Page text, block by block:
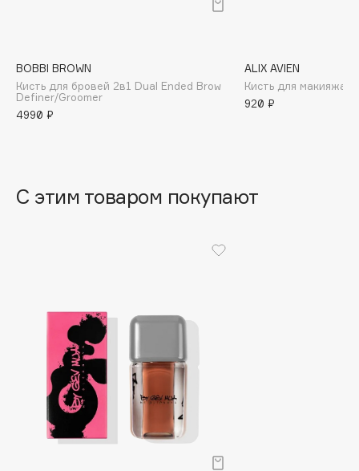
Baffy
Balmain Hair Couture
ЭКСКЛЮЗИВ
Banderas
Beauty Pati
Biorepair
Blistex
BOBBI BROWN
Кисть для бровей 2в1 Dual Ended Brow
Definer/Groomer
4990 ₽
ALIX AVIEN
Кисть для макияжа
920 ₽
С этим товаром покупают